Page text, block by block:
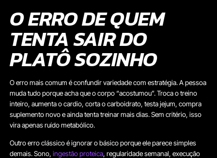
O ERRO DE QUEM
TENTA SAIR DO
PLATÔ SOZINHO
O erro mais comum é confundir variedade com estratégia. A pessoa
muda tudo porque acha que o corpo “acostumou”. Troca o treino
inteiro, aumenta o cardio, corta o carboidrato, testa jejum, compra
suplemento novo e ainda tenta treinar mais dias. Sem critério, isso
vira apenas ruído metabólico.
Outro erro clássico é ignorar o básico porque ele parece simples
demais. Sono, ingestão proteica, regularidade semanal, execução